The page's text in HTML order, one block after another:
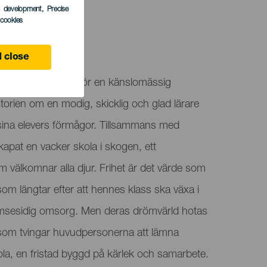
development, Precise
close
är värd för en känslomässig
om en modig, skicklig och glad lärare
elevers förmågor. Tillsammans med
en vacker skola i skogen, ett
välkomnar alla djur. Frihet är det värde som
längtar efter att hennes klass ska växa i
omsorg. Men deras drömvärld hotas
tvingar huvudpersonerna att lämna
en fristad byggd på kärlek och samarbete.